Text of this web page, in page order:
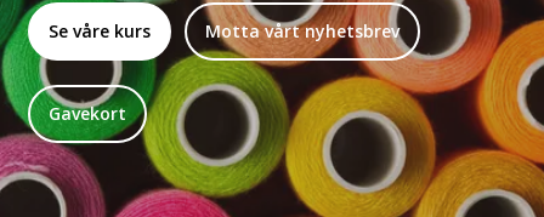
Se våre kurs Motta vårt nyhetsbrev
Gavekort